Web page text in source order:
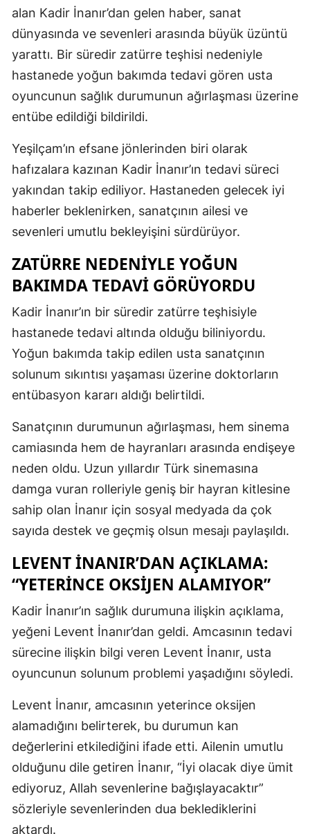
alan Kadir İnanır’dan gelen haber, sanat
dünyasında ve sevenleri arasında büyük üzüntü
yarattı. Bir süredir zatürre teşhisi nedeniyle
hastanede yoğun bakımda tedavi gören usta
oyuncunun sağlık durumunun ağırlaşması üzerine
entübe edildiği bildirildi.
Yeşilçam’ın efsane jönlerinden biri olarak
hafızalara kazınan Kadir İnanır’ın tedavi süreci
yakından takip ediliyor. Hastaneden gelecek iyi
haberler beklenirken, sanatçının ailesi ve
sevenleri umutlu bekleyişini sürdürüyor.
ZATÜRRE NEDENIYLE YOĞUN
BAKIMDA TEDAVI GÖRÜYORDU
Kadir İnanır’ın bir süredir zatürre teşhisiyle
hastanede tedavi altında olduğu biliniyordu.
Yoğun bakımda takip edilen usta sanatçının
solunum sıkıntısı yaşaması üzerine doktorların
entübasyon kararı aldığı belirtildi.
Sanatçının durumunun ağırlaşması, hem sinema
camiasında hem de hayranları arasında endişeye
neden oldu. Uzun yıllardır Türk sinemasına
damga vuran rolleriyle geniş bir hayran kitlesine
sahip olan İnanır için sosyal medyada da çok
sayıda destek ve geçmiş olsun mesajı paylaşıldı.
LEVENT İNANIR’DAN AÇIKLAMA:
“YETERINCE OKSIJEN ALAMIYOR”
Kadir İnanır’ın sağlık durumuna ilişkin açıklama,
yeğeni Levent İnanır’dan geldi. Amcasının tedavi
sürecine ilişkin bilgi veren Levent İnanır, usta
oyuncunun solunum problemi yaşadığını söyledi.
Levent İnanır, amcasının yeterince oksijen
alamadığını belirterek, bu durumun kan
değerlerini etkilediğini ifade etti. Ailenin umutlu
olduğunu dile getiren İnanır, “İyi olacak diye ümit
ediyoruz, Allah sevenlerine bağışlayacaktır”
sözleriyle sevenlerinden dua beklediklerini
aktardı.